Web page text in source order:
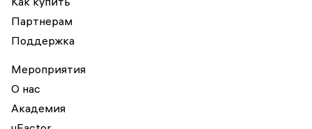
Партнерам
Поддержка
Мероприятия
О нас
Академия